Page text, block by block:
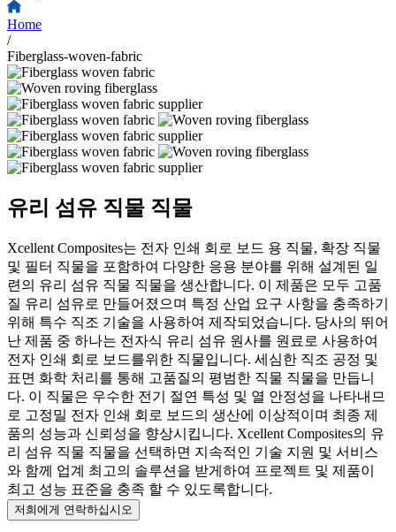
Home
/
Fiberglass-woven-fabric
유리 섬유 직물 직물
Xcellent Composites는 전자 인쇄 회로 보드 용 직물, 확장 직물
및 필터 직물을 포함하여 다양한 응용 분야를 위해 설계된 일
련의 유리 섬유 직물 직물을 생산합니다. 이 제품은 모두 고품
질 유리 섬유로 만들어졌으며 특정 산업 요구 사항을 충족하기
위해 특수 직조 기술을 사용하여 제작되었습니다. 당사의 뛰어
난 제품 중 하나는 전자식 유리 섬유 원사를 원료로 사용하여
전자 인쇄 회로 보드를위한 직물입니다. 세심한 직조 공정 및
표면 화학 처리를 통해 고품질의 평범한 직물 직물을 만듭니
다. 이 직물은 우수한 전기 절연 특성 및 열 안정성을 나타내므
로 고정밀 전자 인쇄 회로 보드의 생산에 이상적이며 최종 제
품의 성능과 신뢰성을 향상시킵니다. Xcellent Composites의 유
리 섬유 직물 직물을 선택하면 지속적인 기술 지원 및 서비스
와 함께 업계 최고의 솔루션을 받게하여 프로젝트 및 제품이
최고 성능 표준을 충족 할 수 있도록합니다.
저희에게 연락하십시오